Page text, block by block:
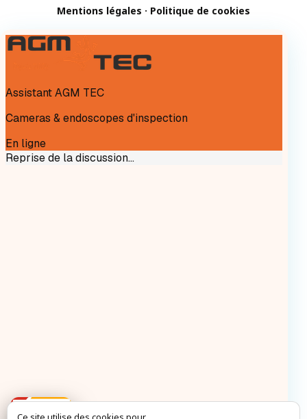
Mentions légales · Politique de cookies